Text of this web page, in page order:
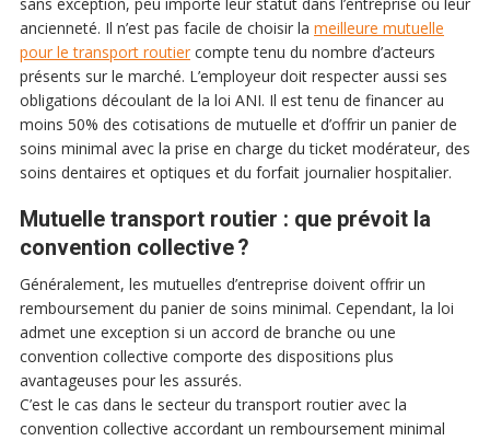
ancienneté. Il n’est pas facile de choisir la meilleure mutuelle
pour le transport routier compte tenu du nombre d’acteurs
présents sur le marché. L’employeur doit respecter aussi ses
obligations découlant de la loi ANI. Il est tenu de financer au
moins 50% des cotisations de mutuelle et d’offrir un panier de
soins minimal avec la prise en charge du ticket modérateur, des
soins dentaires et optiques et du forfait journalier hospitalier.
Mutuelle transport routier : que prévoit la
convention collective ?
Généralement, les mutuelles d’entreprise doivent offrir un
remboursement du panier de soins minimal. Cependant, la loi
admet une exception si un accord de branche ou une
convention collective comporte des dispositions plus
avantageuses pour les assurés.
C’est le cas dans le secteur du transport routier avec la
convention collective accordant un remboursement minimal